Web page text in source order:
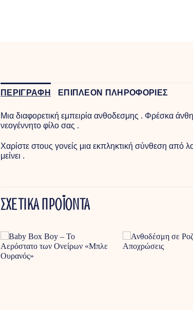
ΠΕΡΙΓΡΑΦΗ ΕΠΙΠΛΕΟΝ ΠΛΗΡΟΦΟΡΙΕΣ
Μια διαφορετική εμπειρία ανθοδεσμης . Φρέσκα
νεογέννητο φίλο σας .
Χαρίστε στους γονείς μια εκπληκτική σύνθεση από
μείνει .
ΣΧΕΤΙΚΑ ΠΡΟΪΟΝΤΑ